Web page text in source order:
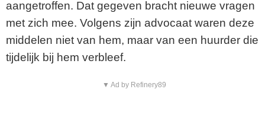
d
e
aangetroffen. Dat gegeven bracht nieuwe vragen
met zich mee. Volgens zijn advocaat waren deze
middelen niet van hem, maar van een huurder die
tijdelijk bij hem verbleef.
▼ Ad by Refinery89